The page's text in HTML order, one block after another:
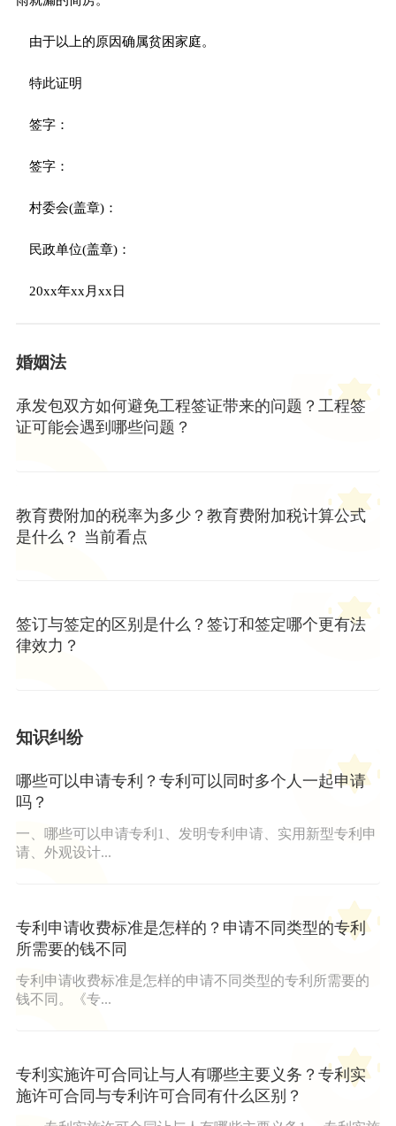
由于以上的原因确属贫困家庭。
特此证明
签字：
签字：
村委会(盖章)：
民政单位(盖章)：
20xx年xx月xx日
婚姻法
承发包双方如何避免工程签证带来的问题？工程签
证可能会遇到哪些问题？
教育费附加的税率为多少？教育费附加税计算公式
是什么？ 当前看点
签订与签定的区别是什么？签订和签定哪个更有法
律效力？
知识纠纷
哪些可以申请专利？专利可以同时多个人一起申请
吗？
一、哪些可以申请专利1、发明专利申请、实用新型专利申
请、外观设计...
专利申请收费标准是怎样的？申请不同类型的专利
所需要的钱不同
专利申请收费标准是怎样的申请不同类型的专利所需要的
钱不同。《专...
专利实施许可合同让与人有哪些主要义务？专利实
施许可合同与专利许可合同有什么区别？